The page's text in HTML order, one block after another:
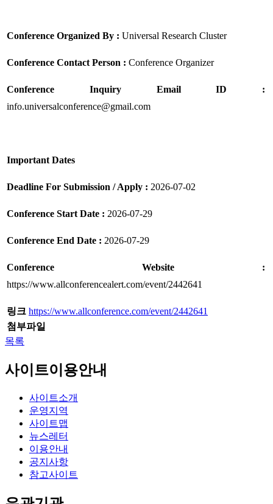
Conference Organized By : Universal Research Cluster
Conference Contact Person : Conference Organizer
Conference Inquiry Email ID :
info.universalconference@gmail.com
Important Dates
Deadline For Submission / Apply : 2026-07-02
Conference Start Date : 2026-07-29
Conference End Date : 2026-07-29
Conference Website :
https://www.allconferencealert.com/event/2442641
링크 https://www.allconference.com/event/2442641
첨부파일
목록
사이트이용안내
사이트소개
운영지역
사이트맵
뉴스레터
이용안내
공지사항
참고사이트